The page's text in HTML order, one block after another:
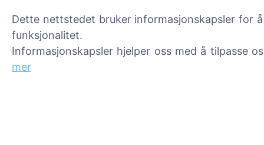
Personvernerklæring
Betalingspolicy
Innstillinger for
Dette nettstedet bruker informasjonskapsler for
funksjonalitet.
Informasjonskapsler hjelper oss med å tilpasse
mer